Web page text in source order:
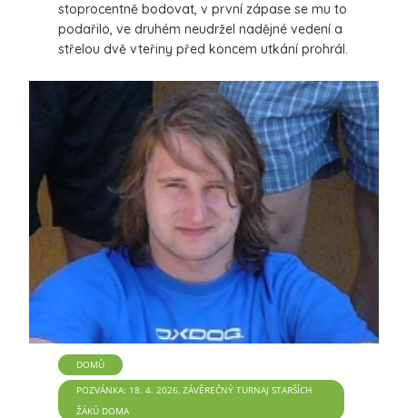
stoprocentně bodovat, v první zápase se mu to
podařilo, ve druhém neudržel nadějné vedení a
střelou dvě vteřiny před koncem utkání prohrál.
DOMŮ
POZVÁNKA: 18. 4. 2026, ZÁVĚREČNÝ TURNAJ STARŠÍCH
ŽÁKŮ DOMA